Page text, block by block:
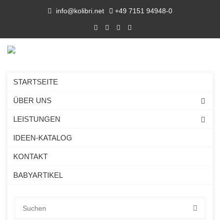
info@kolibri.net +49 7151 94948-0
STARTSEITE
ÜBER UNS
LEISTUNGEN
IDEEN-KATALOG
KONTAKT
BABYARTIKEL
HINWEISE ZUM
DATENSCHUTZ für Kunden